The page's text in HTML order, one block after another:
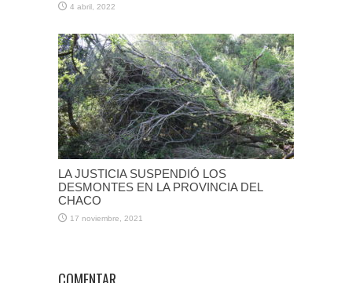
4 abril, 2022
LA JUSTICIA SUSPENDIÓ LOS
DESMONTES EN LA PROVINCIA DEL
CHACO
17 noviembre, 2021
COMENTAR